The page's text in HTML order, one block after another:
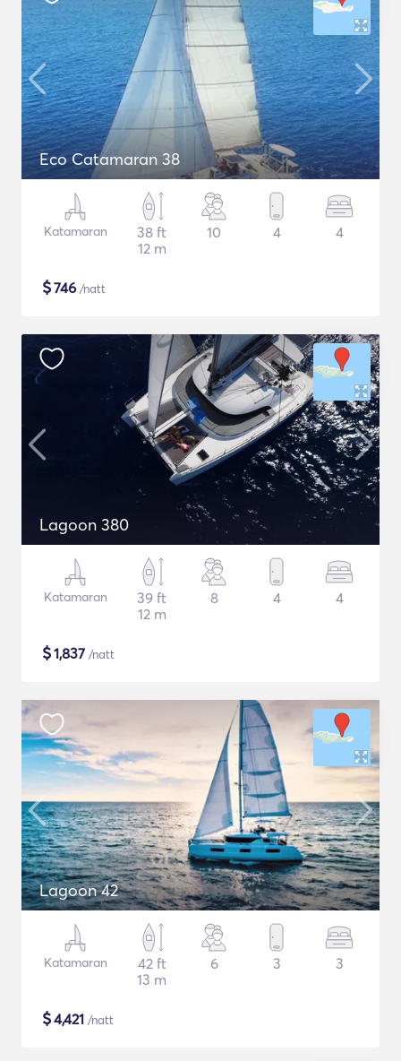
Eco Catamaran 38
Katamaran
38 ft
12 m
10 4 4
$746 /natt
Lagoon 380
Katamaran
39 ft
12 m
8 4 4
$1,837 /natt
Lagoon 42
Katamaran
42 ft
13 m
6 3 3
$4,421 /natt